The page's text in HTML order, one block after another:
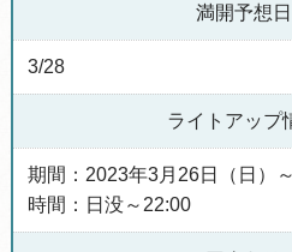
満開予想日
3/28
ライトアップ
期間：2023年3月26日（日）
時間：日没～22:00